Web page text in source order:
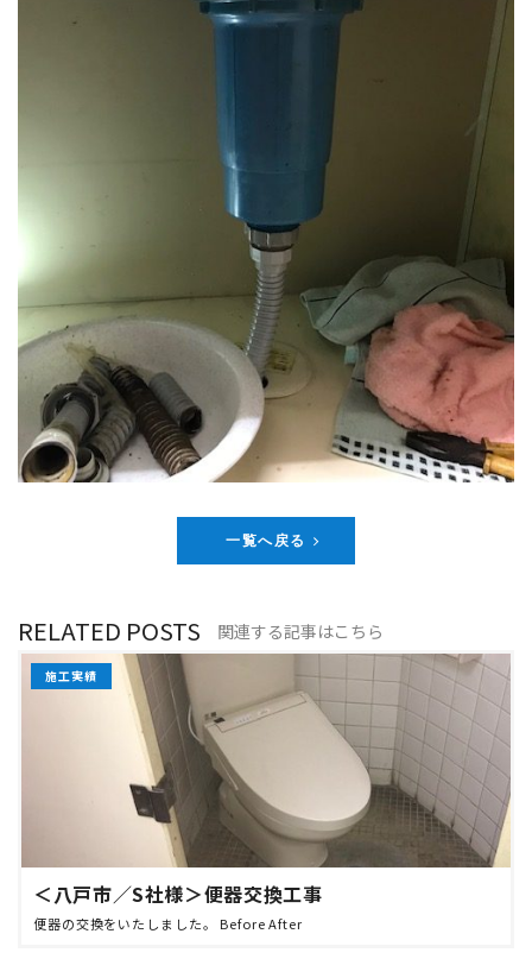
一覧へ戻る
RELATED POSTS 関連する記事はこちら
施工実績
＜八戸市／S社様＞便器交換工事
便器の交換をいたしました。 Before After